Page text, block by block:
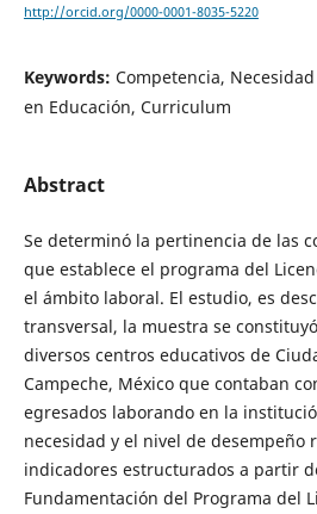
http://orcid.org/0000-0001-8035-5220
Keywords: Competencia,
en Educación, Curriculum
Abstract
Se determinó la pertinencia de las
que establece el programa del
el ámbito laboral. El estudio, es
transversal, la muestra se
diversos centros educativos de
Campeche, México que contaban
egresados laborando en la
necesidad y el nivel de desempeño
indicadores estructurados a partir
Fundamentación del Programa del